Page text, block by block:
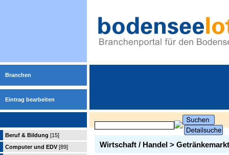
Branchen
Eintrag bearbeiten
Beruf & Bildung [15]
Computer und EDV [89]
Wirtschaft / Handel > Getränkemarkt